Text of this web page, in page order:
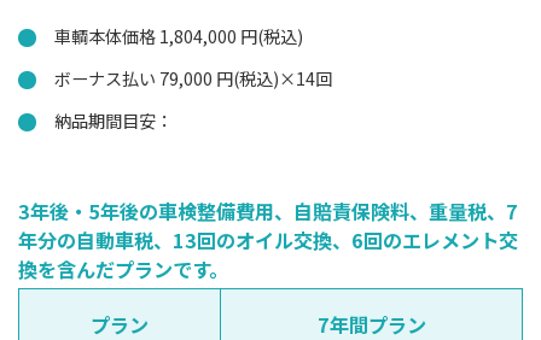
車輌本体価格 1,804,000 円(税込)
ボーナス払い 79,000 円(税込)×14回
納品期間目安：
3年後・5年後の車検整備費用、自賠責保険料、重量税、7
年分の自動車税、13回のオイル交換、6回のエレメント交
換を含んだプランです。
プラン
7年間プラン